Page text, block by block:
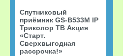
Спутниковый
приёмник GS-B533M IP
Триколор ТВ Акция
«Старт.
Сверхвыгодная
рассрочка!»